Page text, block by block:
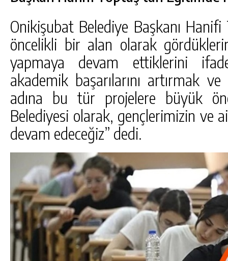
Onikişubat Belediye Başkanı
öncelikli bir alan olarak
yapmaya devam ettiklerini
akademik başarılarını artırmak
adına bu tür projelere büyük
Belediyesi olarak, gençlerimizin ve
devam edeceğiz” dedi.